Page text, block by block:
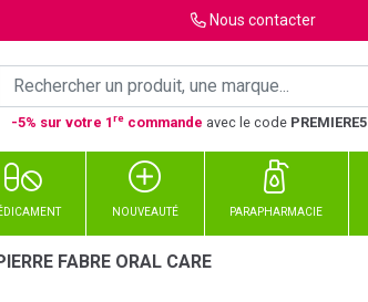
Nous contacter
-5% sur votre 1re commande avec le code PREMIERE5
NOUVEAUTÉ PARAPHARMACIE
FABRE ORAL CARE